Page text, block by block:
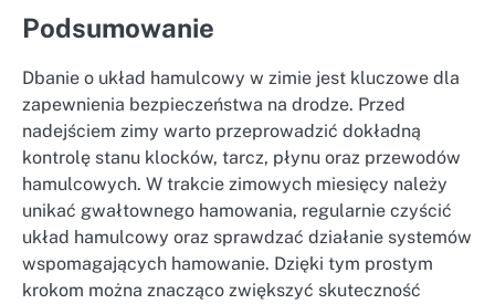
Podsumowanie
Dbanie o układ hamulcowy w zimie jest kluczowe dla
zapewnienia bezpieczeństwa na drodze. Przed
nadejściem zimy warto przeprowadzić dokładną
kontrolę stanu klocków, tarcz, płynu oraz przewodów
hamulcowych. W trakcie zimowych miesięcy należy
unikać gwałtownego hamowania, regularnie czyścić
układ hamulcowy oraz sprawdzać działanie systemów
wspomagających hamowanie. Dzięki tym prostym
krokom można znacząco zwiększyć skuteczność